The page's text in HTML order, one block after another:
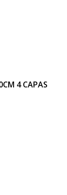
4 CAPAS